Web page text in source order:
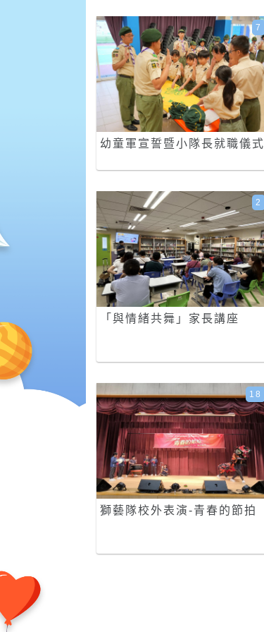
幼童軍宣誓暨小隊長就職儀式
7
「與情緒共舞」家長講座
2
獅藝隊校外表演-青春的節拍
18